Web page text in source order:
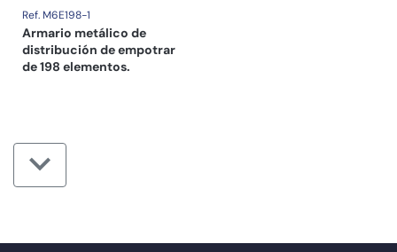
Ref. M6E198-1
Armario metálico de
distribución de empotrar
de 198 elementos.